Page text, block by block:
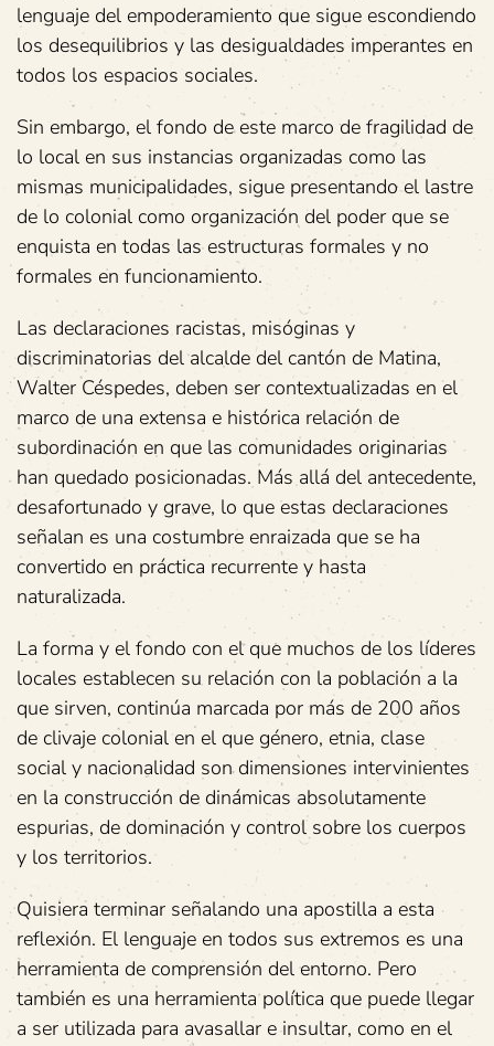
lenguaje del empoderamiento que sigue escondiendo
los desequilibrios y las desigualdades imperantes en
todos los espacios sociales.
Sin embargo, el fondo de este marco de fragilidad de
lo local en sus instancias organizadas como las
mismas municipalidades, sigue presentando el lastre
de lo colonial como organización del poder que se
enquista en todas las estructuras formales y no
formales en funcionamiento.
Las declaraciones racistas, misóginas y
discriminatorias del alcalde del cantón de Matina,
Walter Céspedes, deben ser contextualizadas en el
marco de una extensa e histórica relación de
subordinación en que las comunidades originarias
han quedado posicionadas. Más allá del antecedente,
desafortunado y grave, lo que estas declaraciones
señalan es una costumbre enraizada que se ha
convertido en práctica recurrente y hasta
naturalizada.
La forma y el fondo con el que muchos de los líderes
locales establecen su relación con la población a la
que sirven, continúa marcada por más de 200 años
de clivaje colonial en el que género, etnia, clase
social y nacionalidad son dimensiones intervinientes
en la construcción de dinámicas absolutamente
espurias, de dominación y control sobre los cuerpos
y los territorios.
Quisiera terminar señalando una apostilla a esta
reflexión. El lenguaje en todos sus extremos es una
herramienta de comprensión del entorno. Pero
también es una herramienta política que puede llegar
a ser utilizada para avasallar e insultar, como en el